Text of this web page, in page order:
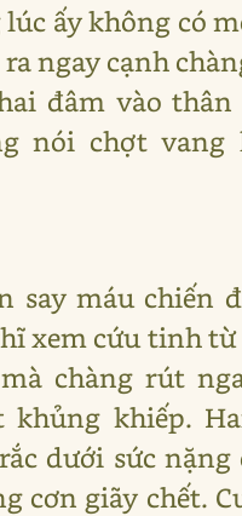
ấy không có
ngay cạnh
đâm vào
nói chợt vang
say máu chiến
xem cứu tinh từ
chàng rút
khủng khiếp.
dưới sức
cơn giãy chết.